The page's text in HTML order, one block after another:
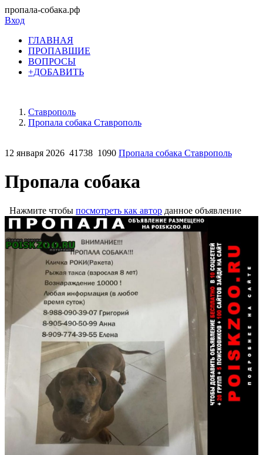
пропала-собака.рф
Вход
ГЛАВНАЯ
ПРОПАВШИЕ
ВОПРОСЫ
+ДОБАВИТЬ
Ставрополь
Пропала собака Ставрополь
12 января 2026 41738 1090 Пропала собака Ставрополь
Пропала собака
Нажмите чтобы посмотреть как автор данное объявление